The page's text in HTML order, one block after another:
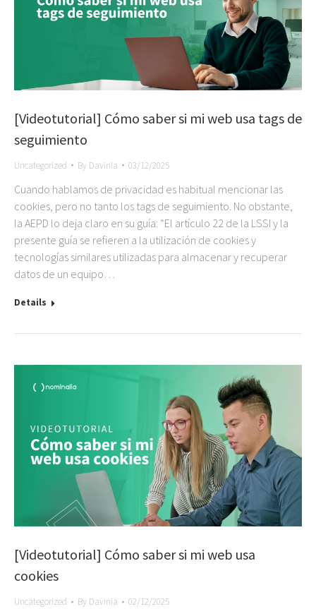
[Videotutorial] Cómo saber si mi web usa tags de
seguimiento
Uncategorized By Davinia 03/12/2025
Cuando hablamos de privacidad es habitual mencionar las
cookies, pero no tanto los tags de seguimiento. No obstante,
la AEPD lo deja claro en su guía: “El artículo 22 de la LSSI y la
presente guía se refieren a la utilización de cookies y
tecnologías similares utilizadas para almacenar y recuperar
datos de un equipo…
Details
[Videotutorial] Cómo saber si mi web usa
cookies
Uncategorized By Davinia 02/12/2025